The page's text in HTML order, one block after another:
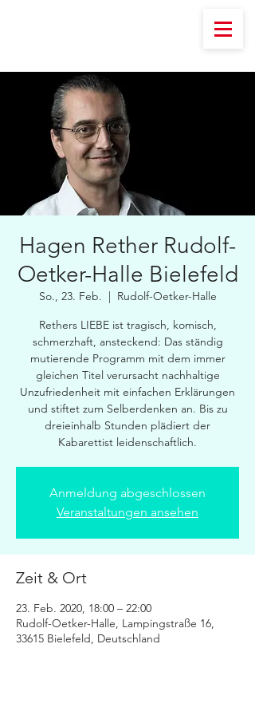
Hagen Rether Rudolf-
Oetker-Halle Bielefeld
So., 23. Feb.
  |
Rudolf-Oetker-Halle
Rethers LIEBE ist tragisch, komisch,
schmerzhaft, ansteckend: Das ständig
mutierende Programm mit dem immer
gleichen Titel verursacht nachhaltige
Unzufriedenheit mit einfachen Erklärungen
und stiftet zum Selberdenken an. Bis zu
dreieinhalb Stunden plädiert der
Kabarettist leidenschaftlich.
Anmeldung abgeschlossen
Veranstaltungen ansehen
Zeit & Ort
23. Feb. 2020, 18:00 – 22:00
Rudolf-Oetker-Halle, Lampingstraße 16,
33615 Bielefeld, Deutschland